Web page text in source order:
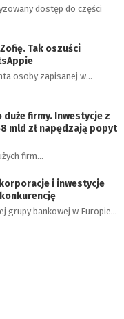
dostęp do części
Tak oszuści
osoby zapisanej w…
firmy. Inwestycje z
mld zł napędzają popyt
firm…
i inwestycje
grupy bankowej w Europie…